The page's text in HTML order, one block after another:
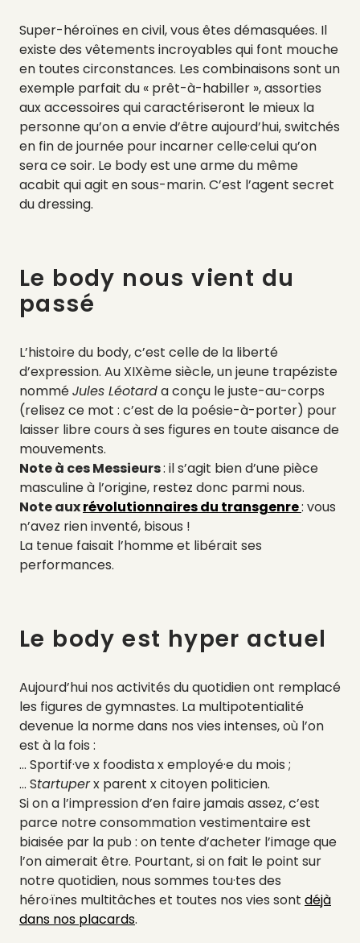
Super-héroïnes en civil, vous êtes démasquées. Il
existe des vêtements incroyables qui font mouche
en toutes circonstances. Les combinaisons sont un
exemple parfait du « prêt-à-habiller », assorties
aux accessoires qui caractériseront le mieux la
personne qu’on a envie d’être aujourd’hui, switchés
en fin de journée pour incarner celle·celui qu’on
sera ce soir. Le body est une arme du même
acabit qui agit en sous-marin. C’est l’agent secret
du dressing.
Le body nous vient du
passé
L’histoire du body, c’est celle de la liberté
d’expression. Au XIXème siècle, un jeune trapéziste
nomméJules Léotarda conçu le juste-au-corps
(relisez ce mot : c’est de la poésie-à-porter) pour
laisser libre cours à ses figures en toute aisance de
mouvements.
Note à ces Messieurs: il s’agit bien d’une pièce
masculine à l’origine, restez donc parmi nous.
Note auxrévolutionnaires du transgenre: vous
n’avez rien inventé, bisous !
La tenue faisait l’homme et libérait ses
performances.
Le body est hyper actuel
Aujourd’hui nos activités du quotidien ont remplacé
les figures de gymnastes. La multipotentialité
devenue la norme dans nos vies intenses, où l’on
est à la fois :
… Sportif·ve x foodista x employé·e du mois ;
… Startuperx parent x citoyen politicien.
Si on a l’impression d’en faire jamais assez, c’est
parce notre consommation vestimentaire est
biaisée par la pub : on tente d’acheter l’image que
l’on aimerait être. Pourtant, si on fait le point sur
notre quotidien, nous sommes tou·tes des
héro·ïnes multitâches et toutes nos vies sont déjà
dans nos placards.